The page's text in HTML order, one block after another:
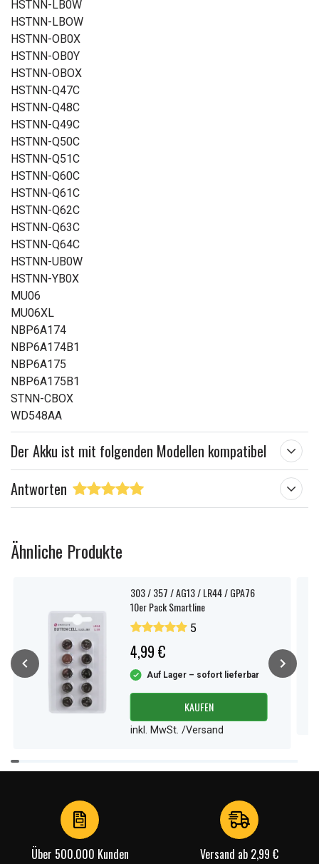
HSTNN-LB0W
HSTNN-LBOW
HSTNN-OB0X
HSTNN-OB0Y
HSTNN-OBOX
HSTNN-Q47C
HSTNN-Q48C
HSTNN-Q49C
HSTNN-Q50C
HSTNN-Q51C
HSTNN-Q60C
HSTNN-Q61C
HSTNN-Q62C
HSTNN-Q63C
HSTNN-Q64C
HSTNN-UB0W
HSTNN-YB0X
MU06
MU06XL
NBP6A174
NBP6A174B1
NBP6A175
NBP6A175B1
STNN-CBOX
WD548AA
Der Akku ist mit folgenden Modellen kompatibel
Antworten
Ähnliche Produkte
303 / 357 / AG13 / LR44 / GPA76
10er Pack Smartline
5
4,99 €
Auf Lager – sofort lieferbar
KAUFEN
inkl. MwSt. /Versand
Item
1
Über 500.000 Kunden Versand ab 2,99 €